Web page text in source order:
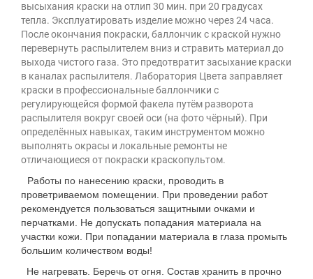
высыхания краски на отлип 30 мин. при 20 градусах
тепла. Эксплуатировать изделие можно через 24 часа.
После окончания покраски, баллончик с краской нужно
перевернуть распылителем вниз и стравить материал до
выхода чистого газа. Это предотвратит засыхание краски
в каналах распылителя. Лаборатория Цвета заправляет
краски в профессиональные баллончики с
регулирующейся формой факела путём разворота
распылителя вокруг своей оси (на фото чёрный). При
определённых навыках, таким инструментом можно
выполнять окрасы и локальные ремонты не
отличающиеся от покраски краскопультом.
Работы по нанесению краски, проводить в
проветриваемом помещении. При проведении работ
рекомендуется пользоваться защитными очками и
перчатками. Не допускать попадания материала на
участки кожи. При попадании материала в глаза промыть
большим количеством воды!
Не нагревать. Беречь от огня. Состав хранить в прочно